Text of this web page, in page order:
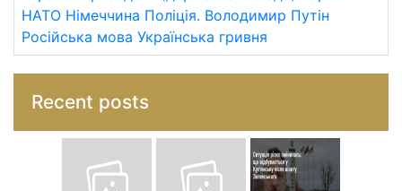
НАТО Німеччина Поліція. Володимир Путін
Російська мова Українська гривня
Recent posts